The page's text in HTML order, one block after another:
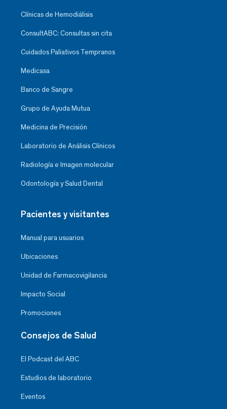
Clínicas de Hemodiálisis
ConsultABC: Consultas sin cita
Cuidados Paliativos Tempranos
Medicasa
Banco de Sangre
Grupo de Ayuda Mutua
Medicina de Precisión
Laboratorio de Análisis Clínicos
Radiología e Imagen molecular
Odontología y Salud Dental
Pacientes y visitantes
Manual para usuarios
Ubicaciones
Unidad de Farmacovigilancia
Impacto Social
Promociones
Consejos de Salud
El Podcast del ABC
Estudios de laboratorio
Eventos